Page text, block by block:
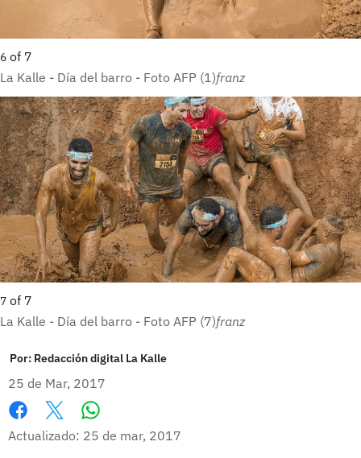
6 of 7
La Kalle - Día del barro - Foto AFP (1)franz
7 of 7
La Kalle - Día del barro - Foto AFP (7)franz
Por: Redacción digital La Kalle
25 de Mar, 2017
Facebook
X
Actualizado: 25 de mar, 2017